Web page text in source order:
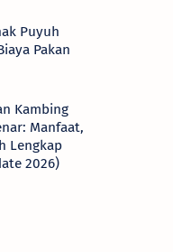
Puyuh
Pakan
Kambing
Manfaat,
Lengkap
2026)